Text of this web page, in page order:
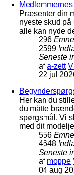
Præsenter din
nyeste skud på
alle kan nyde
296
2599
Seneste
afa-zett
22 jul
Her kan du
du måtte
spørgsmål. Vi
med dit
556
4648
Seneste
af moppe
04 aug